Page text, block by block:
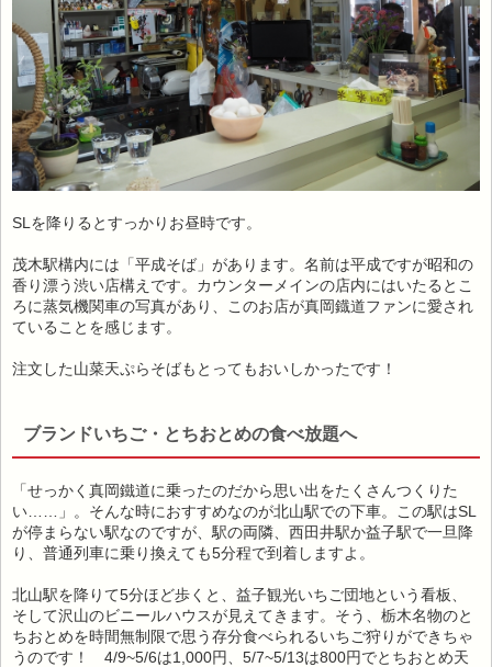
SLを降りるとすっかりお昼時です。
茂木駅構内には「平成そば」があります。名前は平成ですが昭和の
香り漂う渋い店構えです。カウンターメインの店内にはいたるとこ
ろに蒸気機関車の写真があり、このお店が真岡鐡道ファンに愛され
ていることを感じます。
注文した山菜天ぷらそばもとってもおいしかったです！
ブランドいちご・とちおとめの食べ放題へ
「せっかく真岡鐵道に乗ったのだから思い出をたくさんつくりた
い……」。そんな時におすすめなのが北山駅での下車。この駅はSL
が停まらない駅なのですが、駅の両隣、西田井駅か益子駅で一旦降
り、普通列車に乗り換えても5分程で到着しますよ。
北山駅を降りて5分ほど歩くと、益子観光いちご団地という看板、
そして沢山のビニールハウスが見えてきます。そう、栃木名物のと
ちおとめを時間無制限で思う存分食べられるいちご狩りができちゃ
うのです！ 4/9~5/6は1,000円、5/7~5/13は800円でとちおとめ天